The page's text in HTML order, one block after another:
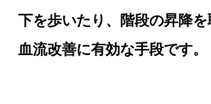
下を歩いたり、階段の昇降を
血流改善に有効な手段です。